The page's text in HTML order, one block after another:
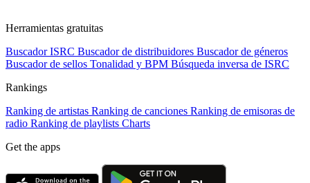
Herramientas gratuitas
Buscador ISRC Buscador de distribuidores Buscador de géneros
Buscador de sellos Tonalidad y BPM Búsqueda inversa de ISRC
Rankings
Ranking de artistas Ranking de canciones Ranking de emisoras de
radio Ranking de playlists Charts
Get the apps